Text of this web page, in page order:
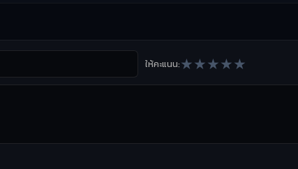
ให้คะแนน:★★★★★